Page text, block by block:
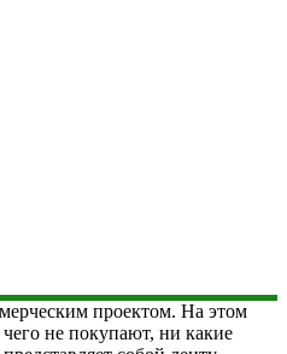
проектом. На этом
не покупают, ни какие